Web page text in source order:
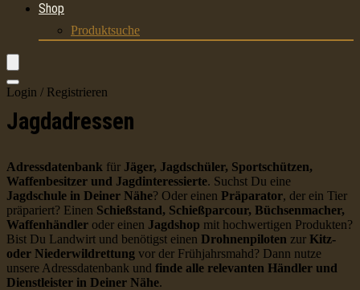
Shop
Produktsuche
Login / Registrieren
Jagdadressen
Adressdatenbank für Jäger, Jagdschüler, Sportschützen,
Waffenbesitzer und Jagdinteressierte. Suchst Du eine
Jagdschule in Deiner Nähe? Oder einen Präparator, der ein Tier
präpariert? Einen Schießstand, Schießparcour, Büchsenmacher,
Waffenhändler oder einen Jagdshop mit hochwertigen Produkten?
Bist Du Landwirt und benötigst einen Drohnenpiloten zur Kitz-
oder Niederwildrettung vor der Frühjahrsmahd? Dann nutze
unsere Adressdatenbank und finde alle relevanten Händler und
Dienstleister in Deiner Nähe.